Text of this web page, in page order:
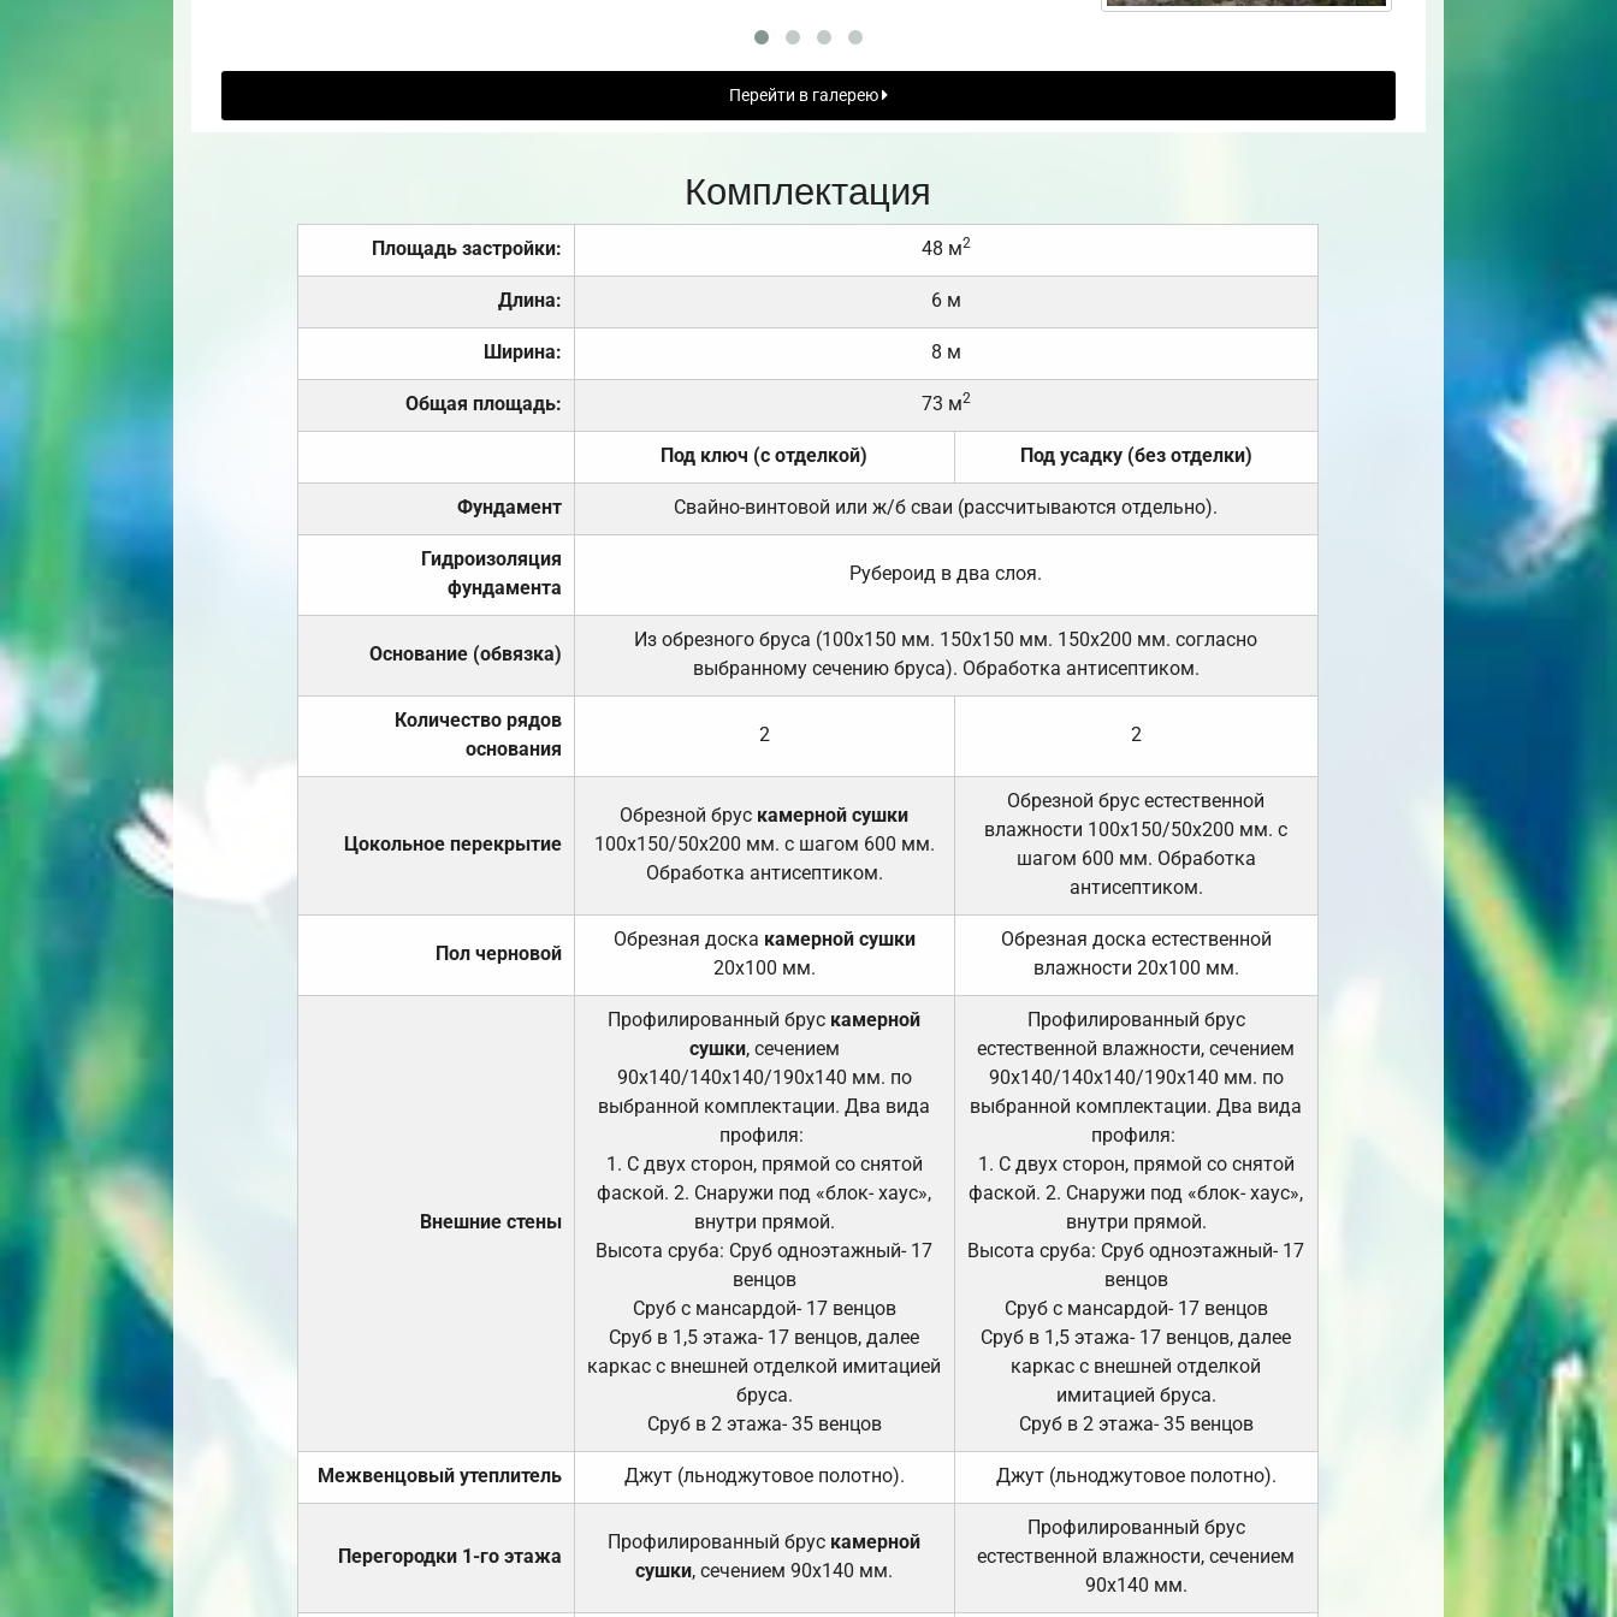
Перейти в галерею
Комплектация
Площадь застройки: 48 м2
Длина: 6 м
Ширина: 8 м
Общая площадь: 73 м2
Под ключ (с отделкой) Под усадку (без отделки)
Фундамент Свайно-винтовой или ж/б сваи (рассчитываются отдельно).
Гидроизоляция
фундамента
Рубероид в два слоя.
Основание (обвязка)
Из обрезного бруса (100х150 мм. 150х150 мм. 150х200 мм. согласно
выбранному сечению бруса). Обработка антисептиком.
Количество рядов
основания
2 2
Цокольное перекрытие
Обрезной брус камерной сушки
100х150/50х200 мм. с шагом 600 мм.
Обработка антисептиком.
Обрезной брус естественной
влажности 100х150/50х200 мм. с
шагом 600 мм. Обработка
антисептиком.
Пол черновой
Обрезная доска камерной сушки
20х100 мм.
Обрезная доска естественной
влажности 20х100 мм.
Внешние стены
Профилированный брус камерной
сушки, сечением
90х140/140х140/190х140 мм. по
выбранной комплектации. Два вида
профиля:
1. С двух сторон, прямой со снятой
фаской. 2. Снаружи под «блок- хаус»,
внутри прямой.
Высота сруба: Сруб одноэтажный- 17
венцов
Сруб с мансардой- 17 венцов
Сруб в 1,5 этажа- 17 венцов, далее
каркас с внешней отделкой имитацией
бруса.
Сруб в 2 этажа- 35 венцов
Профилированный брус
естественной влажности, сечением
90х140/140х140/190х140 мм. по
выбранной комплектации. Два вида
профиля:
1. С двух сторон, прямой со снятой
фаской. 2. Снаружи под «блок- хаус»,
внутри прямой.
Высота сруба: Сруб одноэтажный- 17
венцов
Сруб с мансардой- 17 венцов
Сруб в 1,5 этажа- 17 венцов, далее
каркас с внешней отделкой
имитацией бруса.
Сруб в 2 этажа- 35 венцов
Межвенцовый утеплитель Джут (льноджутовое полотно). Джут (льноджутовое полотно).
Перегородки 1-го этажа
Профилированный брус камерной
сушки, сечением 90х140 мм.
Профилированный брус
естественной влажности, сечением
90х140 мм.